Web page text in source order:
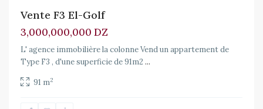
Vente F3 El-Golf
3,000,000,000 DZ
L' agence immobilière la colonne Vend un appartement de
Type F3 , d'une superficie de 91m2 ...
91 m2